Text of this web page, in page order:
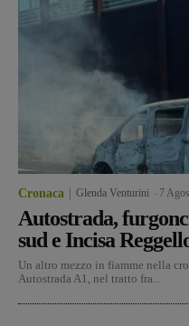
Cronaca Glenda Venturini 7
Autostrada,
sud e Incisa
Un altro mezzo in fiamme nella
Autostrada A1, nel tratto fra...